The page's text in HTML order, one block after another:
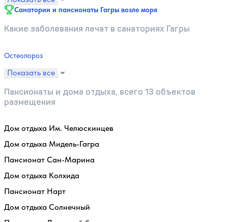
Санатории и пансионаты Гагры возле моря
Какие заболевания лечат в санаториях Гагры
Остеопороз
Показать все
Пансионаты и дома отдыха, всего 13 объектов
размещения
Дом отдыха Им. Челюскинцев
Дом отдыха Мидель-Гагра
Пансионат Сан-Марина
Дом отдыха Колхида
Пансионат Нарт
Дом отдыха Солнечный